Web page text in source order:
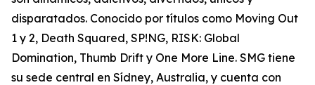
disparatados. Conocido por títulos como Moving Out
1 y 2, Death Squared, SP!NG, RISK: Global
Domination, Thumb Drift y One More Line. SMG tiene
su sede central en Sídney, Australia, y cuenta con